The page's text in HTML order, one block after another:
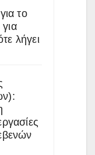
το
λήγει